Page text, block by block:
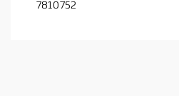
7810752